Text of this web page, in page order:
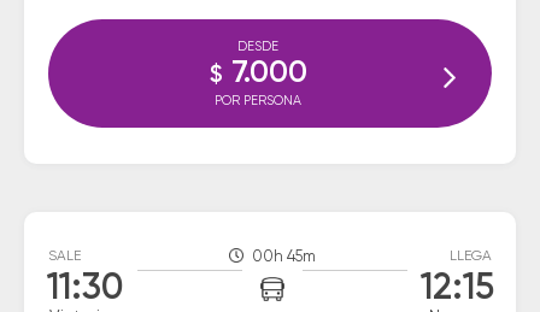
DESDE
$ 7.000
POR PERSONA
SALE
11:30
00h 45m LLEGA
12:15